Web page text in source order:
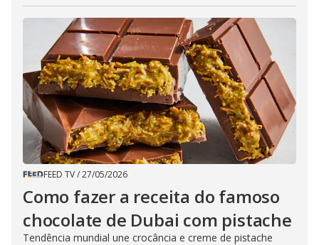
FEED TV/27/05/2026
Como fazer a receita do famoso
chocolate de Dubai com pistache
Tendência mundial une crocância e creme de pistache